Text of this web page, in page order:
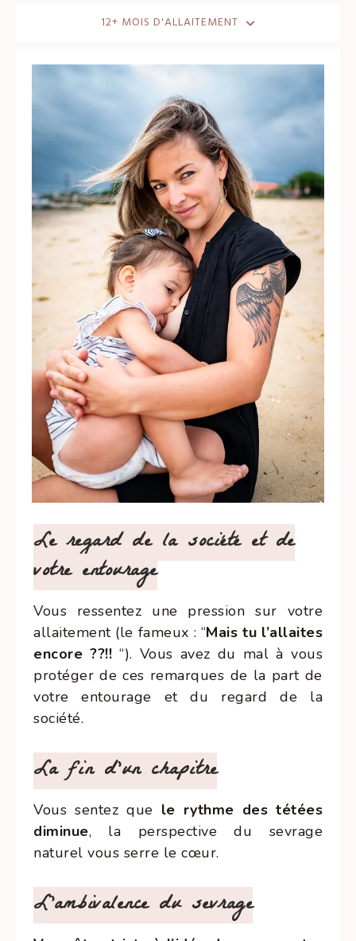
12+ MOIS D'ALLAITEMENT
Le regard de la société et de
votre entourage
Vous ressentez une pression sur votre
allaitement (le fameux : “Mais tu l’allaites
encore ??!! “). Vous avez du mal à vous
protéger de ces remarques de la part de
votre entourage et du regard de la
société.
La fin d'un chapitre
Vous sentez que le rythme des tétées
diminue, la perspective du sevrage
naturel vous serre le cœur.
L'ambivalence du sevrage